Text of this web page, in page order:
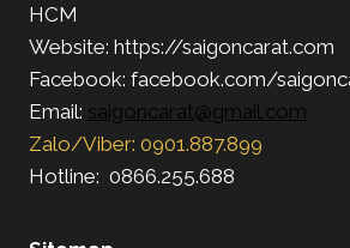
HCM
Website: https://saigoncarat.com
Facebook: facebook.com/
Email: saigoncarat@gmail.com
Zalo/Viber: 0901.887.899
Hotline: 0866.255.688